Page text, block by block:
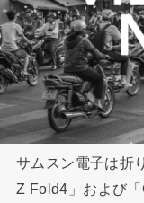
サムスン電子は折
Z Fold4」および